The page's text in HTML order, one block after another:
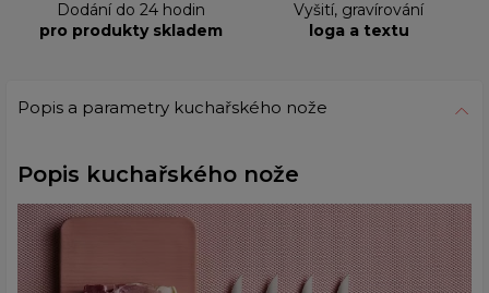
Dodání do 24 hodin
pro produkty skladem
Vyšití, gravírování
loga a textu
Popis a parametry kuchařského nože
Popis kuchařského nože